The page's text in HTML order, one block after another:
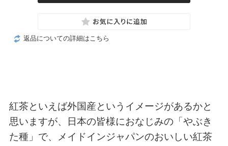
返品についての詳細はこちら
紅茶といえば外国産というイメージがあるかと
思いますが、日本の皆様におなじみの「やぶき
た種」で、メイドインジャパンのおいしい紅茶